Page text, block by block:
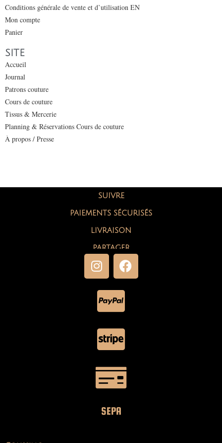
Conditions générale de vente et d’utilisation EN
Mon compte
Panier
SITE
Accueil
Journal
Patrons couture
Cours de couture
Tissus & Mercerie
Planning & Réservations Cours de couture
À propos / Presse
SUIVRE
PAIEMENTS SÉCURISÉS
LIVRAISON
PARTAGER
SEPA